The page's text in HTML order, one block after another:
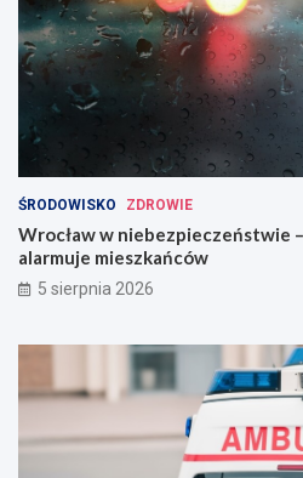
ŚRODOWISKO ZDROWIE
Wrocław w niebezpieczeństwie
alarmuje mieszkańców
5 sierpnia 2026